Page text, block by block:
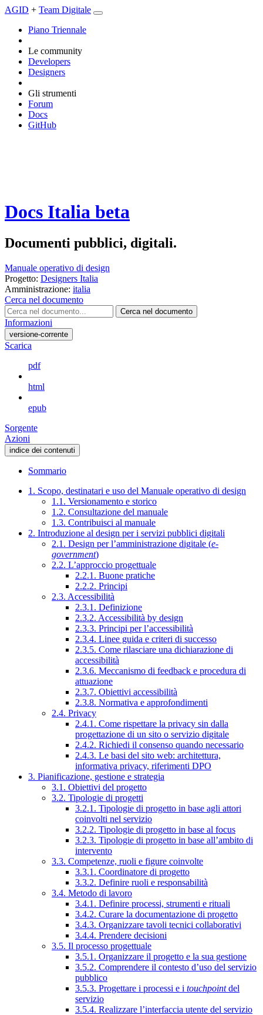
AGID + Team Digitale
Piano Triennale
Le community
Developers
Designers
Gli strumenti
Forum
Docs
GitHub
Docs Italia beta
Documenti pubblici, digitali.
Manuale operativo di design
Progetto: Designers Italia
Amministrazione: italia
Cerca nel documento
Cerca nel documento
Informazioni
versione-corrente
Scarica
pdf
html
epub
Sorgente
Azioni
indice dei contenuti
Sommario
1. Scopo, destinatari e uso del Manuale operativo di design
1.1. Versionamento e storico
1.2. Consultazione del manuale
1.3. Contribuisci al manuale
2. Introduzione al design per i servizi pubblici digitali
2.1. Design per l’amministrazione digitale (e-
government)
2.2. L’approccio progettuale
2.2.1. Buone pratiche
2.2.2. Principi
2.3. Accessibilità
2.3.1. Definizione
2.3.2. Accessibilità by design
2.3.3. Principi per l’accessibilità
2.3.4. Linee guida e criteri di successo
2.3.5. Come rilasciare una dichiarazione di
accessibilità
2.3.6. Meccanismo di feedback e procedura di
attuazione
2.3.7. Obiettivi accessibilità
2.3.8. Normativa e approfondimenti
2.4. Privacy
2.4.1. Come rispettare la privacy sin dalla
progettazione di un sito o servizio digitale
2.4.2. Richiedi il consenso quando necessario
2.4.3. Le basi del sito web: architettura,
informativa privacy, riferimenti DPO
3. Pianificazione, gestione e strategia
3.1. Obiettivi del progetto
3.2. Tipologie di progetti
3.2.1. Tipologie di progetto in base agli attori
coinvolti nel servizio
3.2.2. Tipologie di progetto in base al focus
3.2.3. Tipologie di progetto in base all’ambito di
intervento
3.3. Competenze, ruoli e figure coinvolte
3.3.1. Coordinatore di progetto
3.3.2. Definire ruoli e responsabilità
3.4. Metodo di lavoro
3.4.1. Definire processi, strumenti e rituali
3.4.2. Curare la documentazione di progetto
3.4.3. Organizzare tavoli tecnici collaborativi
3.4.4. Prendere decisioni
3.5. Il processo progettuale
3.5.1. Organizzare il progetto e la sua gestione
3.5.2. Comprendere il contesto d’uso del servizio
pubblico
3.5.3. Progettare i processi e i touchpointdel
servizio
3.5.4. Realizzare l’interfaccia utente del servizio